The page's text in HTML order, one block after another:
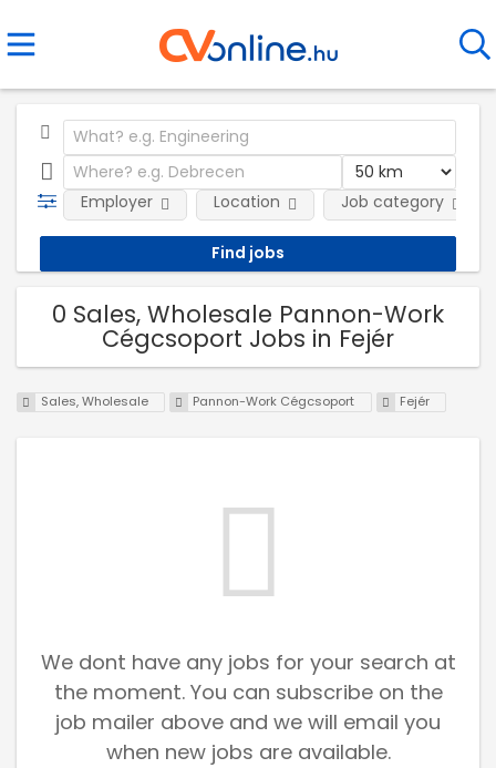
Employer Location Job category
0 Sales, Wholesale Pannon-Work
Cégcsoport Jobs in Fejér
Sales, Wholesale Pannon-Work Cégcsoport Fejér
We dont have any jobs for your search at
the moment. You can subscribe on the
job mailer above and we will email you
when new jobs are available.